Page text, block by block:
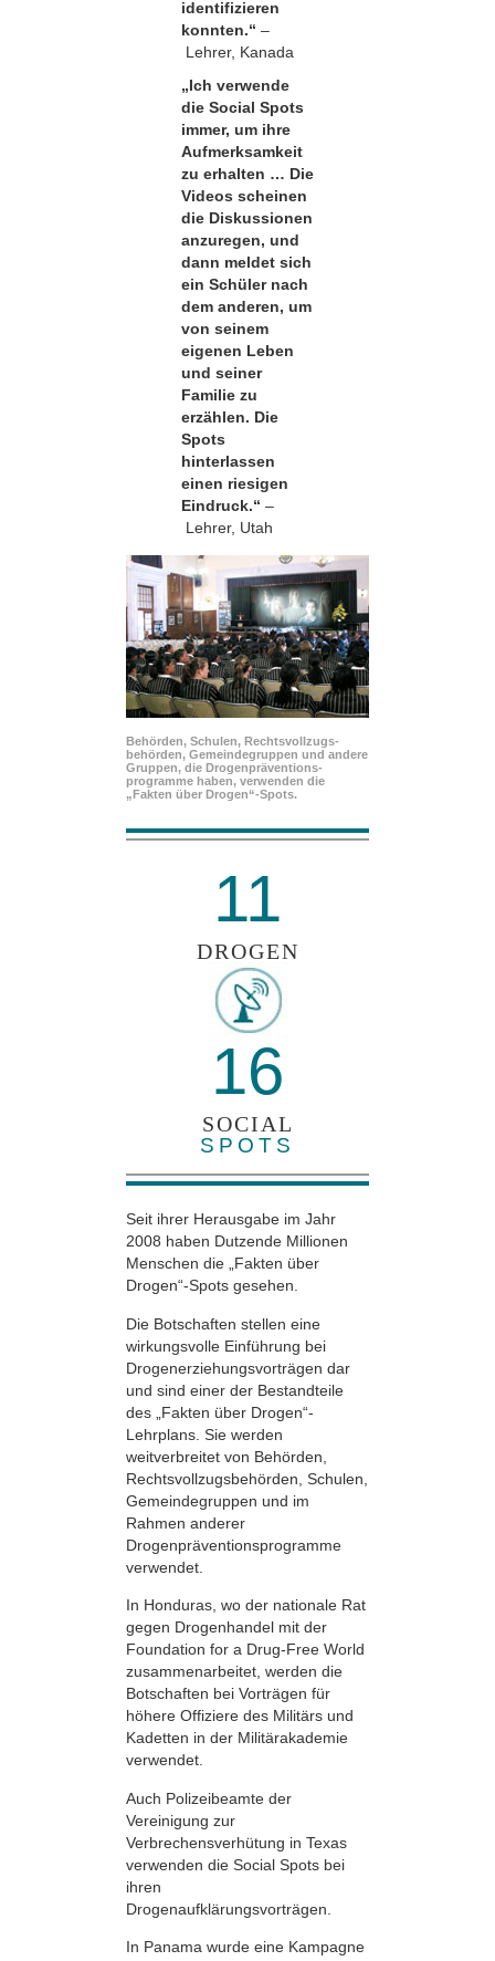
identifizieren
konnten.“ –
Lehrer, Kanada
„Ich verwende
die Social Spots
immer, um ihre
Aufmerksamkeit
zu erhalten … Die
Videos scheinen
die Diskussionen
anzuregen, und
dann meldet sich
ein Schüler nach
dem anderen, um
von seinem
eigenen Leben
und seiner
Familie zu
erzählen. Die
Spots
hinterlassen
einen riesigen
Eindruck.“ –
Lehrer, Utah
Behörden, Schulen, Rechtsvollzugs­
behörden, Gemeindegruppen und andere
Gruppen, die Drogenpräventions­
programme haben, verwenden die
„Fakten über Drogen“-Spots.
11
DROGEN
16
SOCIAL
SPOTS
Seit ihrer Herausgabe im Jahr
2008 haben Dutzende Millionen
Menschen die „Fakten über
Drogen“-Spots gesehen.
Die Botschaften stellen eine
wirkungsvolle Einführung bei
Drogenerziehungsvorträgen dar
und sind einer der Bestandteile
des „Fakten über Drogen“-
Lehrplans. Sie werden
weitverbreitet von Behörden,
Rechtsvollzugsbehörden, Schulen,
Gemeindegruppen und im
Rahmen anderer
Drogenpräventionsprogramme
verwendet.
In Honduras, wo der nationale Rat
gegen Drogenhandel mit der
Foundation for a Drug-Free World
zusammenarbeitet, werden die
Botschaften bei Vorträgen für
höhere Offiziere des Militärs und
Kadetten in der Militärakademie
verwendet.
Auch Polizeibeamte der
Vereinigung zur
Verbrechensverhütung in Texas
verwenden die Social Spots bei
ihren
Drogenaufklärungsvorträgen.
In Panama wurde eine Kampagne